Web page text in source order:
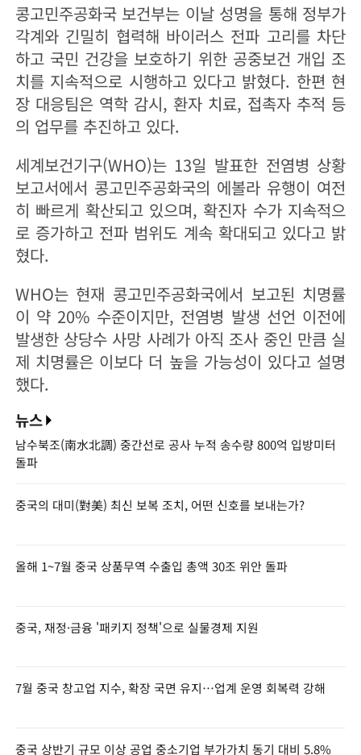
콩고민주공화국 보건부는 이날 성명을 통해 정부가
각계와 긴밀히 협력해 바이러스 전파 고리를 차단
하고 국민 건강을 보호하기 위한 공중보건 개입 조
치를 지속적으로 시행하고 있다고 밝혔다. 한편 현
장 대응팀은 역학 감시, 환자 치료, 접촉자 추적 등
의 업무를 추진하고 있다.
세계보건기구(WHO)는 13일 발표한 전염병 상황
보고서에서 콩고민주공화국의 에볼라 유행이 여전
히 빠르게 확산되고 있으며, 확진자 수가 지속적으
로 증가하고 전파 범위도 계속 확대되고 있다고 밝
혔다.
WHO는 현재 콩고민주공화국에서 보고된 치명률
이 약 20% 수준이지만, 전염병 발생 선언 이전에
발생한 상당수 사망 사례가 아직 조사 중인 만큼 실
제 치명률은 이보다 더 높을 가능성이 있다고 설명
했다.
뉴스
남수북조(南水北調) 중간선로 공사 누적 송수량 800억 입방미터
돌파
중국의 대미(對美) 최신 보복 조치, 어떤 신호를 보내는가?
올해 1~7월 중국 상품무역 수출입 총액 30조 위안 돌파
중국, 재정·금융 '패키지 정책'으로 실물경제 지원
7월 중국 창고업 지수, 확장 국면 유지…업계 운영 회복력 강해
중국 상반기 규모 이상 공업 중소기업 부가가치 동기 대비 5.8%